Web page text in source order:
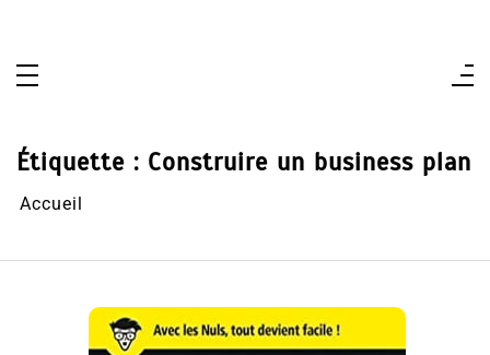
Étiquette : Construire un business plan
Accueil